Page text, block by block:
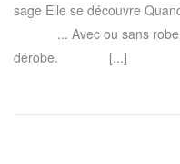
sage Elle se découvre
... Avec ou sans robe,
dérobe. [...]